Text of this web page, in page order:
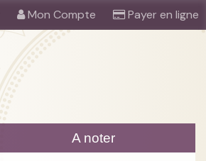
Mon Compte Payer en ligne
A noter